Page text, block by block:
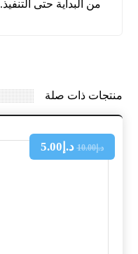
من البداية حتى التنفيذ.
منتجات ذات صلة
د.إ10.00 د.إ 5.00